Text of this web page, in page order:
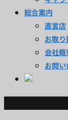
総合案内
直営店
お取
会社概
お問